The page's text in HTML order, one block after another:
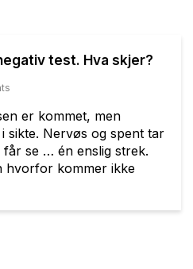
test. Hva skjer?
er kommet, men
sikte. Nervøs og spent tar
får se … én enslig strek.
hvorfor kommer ikke